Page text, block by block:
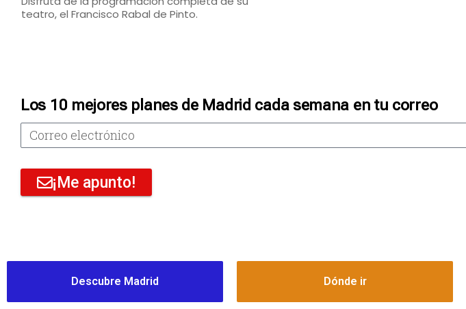
teatro, el Francisco Rabal de Pinto.
Los 10 mejores planes de Madrid cada semana en tu correo
¡Me apunto!
Descubre Madrid Dónde ir